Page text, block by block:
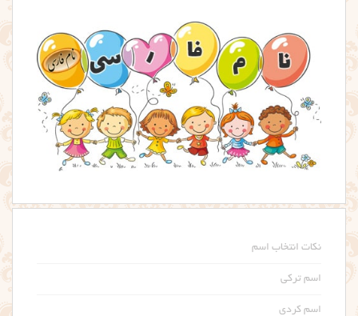
نکات انتخاب اسم
اسم ترکی
اسم کردی